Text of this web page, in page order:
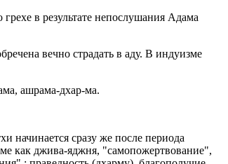
в результате непослушания Адама
вечно страдать в аду. В индуизме
ашрама-дхар-ма.
начинается сразу же после периода
как джива-яджня, "самопожертвование",